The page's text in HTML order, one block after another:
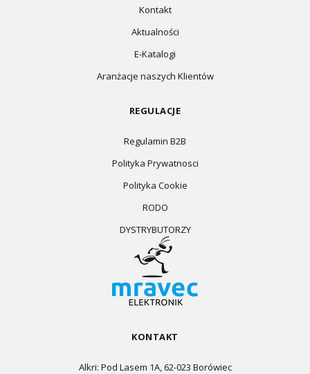
Kontakt
Aktualności
E-Katalogi
Aranżacje naszych Klientów
REGULACJE
Regulamin B2B
Polityka Prywatnosci
Polityka Cookie
RODO
DYSTRYBUTORZY
KONTAKT
Alkri: Pod Lasem 1A, 62-023 Borówiec